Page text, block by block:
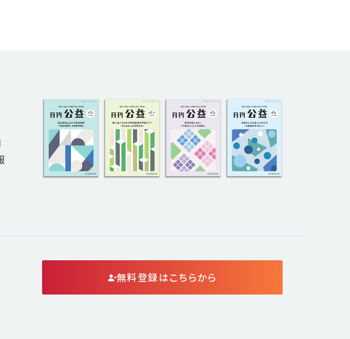
無料登録はこちらから